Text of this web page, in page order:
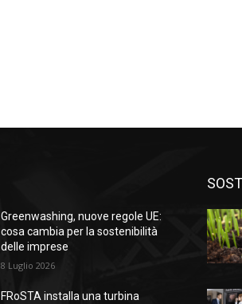
Greenwashing, nuove regole UE:
cosa cambia per la sostenibilità
delle imprese
8 Luglio 2026
FRoSTA installa una turbina